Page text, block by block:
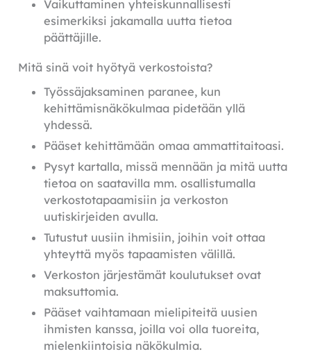
Vaikuttaminen yhteiskunnallisesti
esimerkiksi jakamalla uutta tietoa
päättäjille.
Mitä sinä voit hyötyä verkostoista?
Työssäjaksaminen paranee, kun
kehittämisnäkökulmaa pidetään yllä
yhdessä.
Pääset kehittämään omaa ammattitaitoasi.
Pysyt kartalla, missä mennään ja mitä uutta
tietoa on saatavilla mm. osallistumalla
verkostotapaamisiin ja verkoston
uutiskirjeiden avulla.
Tutustut uusiin ihmisiin, joihin voit ottaa
yhteyttä myös tapaamisten välillä.
Verkoston järjestämät koulutukset ovat
maksuttomia.
Pääset vaihtamaan mielipiteitä uusien
ihmisten kanssa, joilla voi olla tuoreita,
mielenkiintoisia näkökulmia.